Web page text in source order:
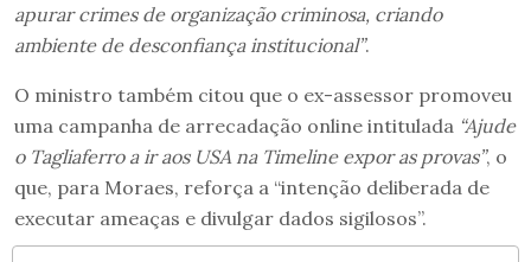
apurar crimes de organização criminosa, criando
ambiente de desconfiança institucional”.
O ministro também citou que o ex-assessor promoveu
uma campanha de arrecadação online intitulada “Ajude
o Tagliaferro a ir aos USA na Timeline expor as provas”, o
que, para Moraes, reforça a “intenção deliberada de
executar ameaças e divulgar dados sigilosos”.